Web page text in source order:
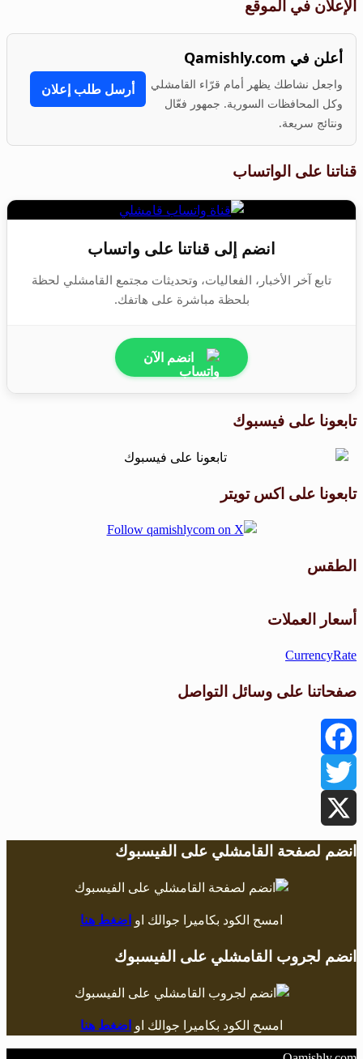
الإعلان في الموقع
أعلن في Qamishly.com
واجعل نشاطك يظهر أمام قرّاء القامشلي
وكل المحافظات السورية. جمهور فعّال
ونتائج سريعة.
أرسل طلب إعلان
قناتنا على الواتساب
انضم إلى قناتنا على واتساب
تابع آخر الأخبار، الفعاليات، وتحديثات مجتمع القامشلي لحظة
بلحظة مباشرة على هاتفك.
انضم الآن
تابعونا على فيسبوك
تابعونا على اكس تويتر
الطقس
أسعار العملات
CurrencyRate
صفحاتنا على وسائل التواصل
Facebook
Twitter
X
انضم لصفحة القامشلي على الفيسبوك
امسح الكود بكاميرا جوالك او اضغط هنا
انضم لجروب القامشلي على الفيسبوك
امسح الكود بكاميرا جوالك او اضغط هنا